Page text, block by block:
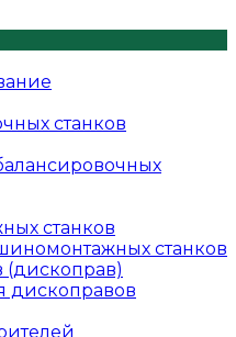
станков
станков
станков
(дископрав)
дископравов